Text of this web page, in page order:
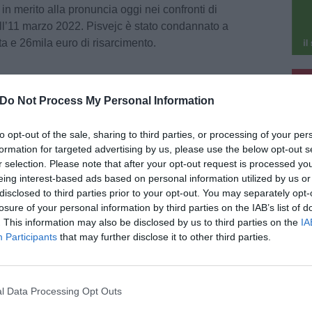
Do Not Process My Personal Information
opt-out of the sale, sharing to third parties, or processing of your
for targeted advertising by us, please use the below opt-out
selection. Please note that after your opt-out request is processed
interest-based ads based on personal information utilized by us
to third parties prior to your opt-out. You may separately
of your personal information by third parties on the IAB’s list of
This information may also be disclosed by us to third parties on the
Participants that may further disclose it to other third parties.
Data Processing Opt Outs
merito alla pronuncia oggi nei confronti di
marzo 2022. Pisvejc è stato condannato a
e 26mila euro di risarcimento.
contro Meloni e la Polizia a Siena,
un 24enne
denunciato dalla Digos di Siena un 24enne
il presunto autore delle scritte offensive e
minacce di morte contro la presidente del
Giorgia Meloni e la [...]